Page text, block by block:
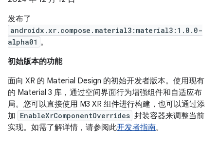
发布了
androidx.xr.compose.material3:material3:1.0.0-
alpha01 。
初始版本的功能
面向 XR 的 Material Design 的初始开发者版本。使用现有
的 Material 3 库，通过空间界面行为增强组件和自适应布
局。您可以直接使用 M3 XR 组件进行构建，也可以通过添
加 EnableXrComponentOverrides 封装容器来调整当前
实现。如需了解详情，请参阅此开发者指南。